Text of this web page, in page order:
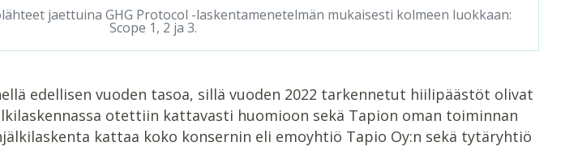
jaettuina GHG Protocol -laskentamenetelmän mukaisesti kolmeen luokkaan:
Scope 1, 2 ja 3.
edellisen vuoden tasoa, sillä vuoden 2022 tarkennetut hiilipäästöt olivat
otettiin kattavasti huomioon sekä Tapion oman toiminnan
kattaa koko konsernin eli emoyhtiö Tapio Oy:n sekä tytäryhtiö